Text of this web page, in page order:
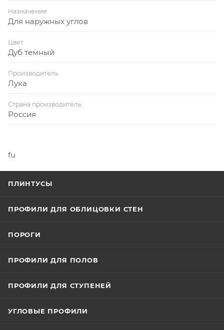
Назначение
Для наружных углов
Цвет
Дуб темный
Производитель
Лука
Страна производитель
Россия
fu
ПЛИНТУСЫ
ПРОФИЛИ ДЛЯ ОБЛИЦОВКИ СТЕН
ПОРОГИ
ПРОФИЛИ ДЛЯ ПОЛОВ
ПРОФИЛИ ДЛЯ СТУПЕНЕЙ
УГЛОВЫЕ ПРОФИЛИ